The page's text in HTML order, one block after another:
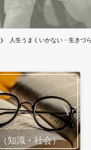
人生うまくいかない・生きづ
知識・社会）